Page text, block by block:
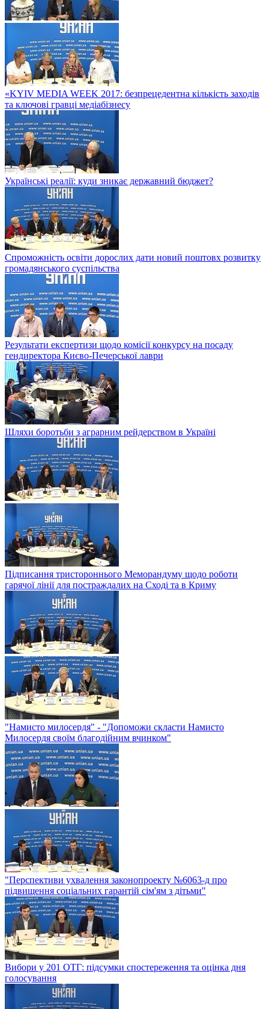
«KYIV MEDIA WEEK 2017: безпрецедентна кількість заходів
та ключові гравці медіабізнесу
Українські реалії: куди зникає державний бюджет?
Спроможність освіти дорослих дати новий поштовх розвитку
громадянського суспільства
Результати експертизи щодо комісії конкурсу на посаду
гендиректора Києво-Печерської лаври
Шляхи боротьби з аграрним рейдерством в Українi
Підписання тристороннього Меморандуму щодо роботи
гарячої лінії для постраждалих на Сході та в Криму
"Намисто милосердя" - "Допоможи скласти Намисто
Милосердя своїм благодійним вчинком"
"Перспективи ухвалення законопроекту №6063-д про
підвищення соціальних гарантій сім'ям з дітьми"
Вибори у 201 ОТГ: підсумки спостереження та оцінка дня
голосування